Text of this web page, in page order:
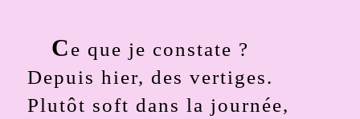
Ce que je constate ?
Depuis hier, des vertiges.
Plutôt soft dans la journée,